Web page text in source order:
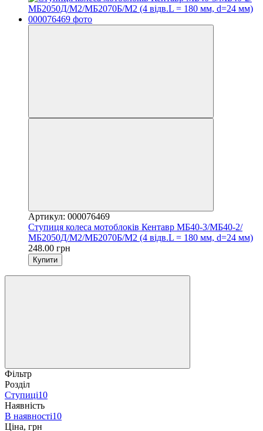
Артикул: 000076469
Ступиця колеса мотоблоків Кентавр МБ40-3/МБ40-2/
МБ2050Д/М2/МБ2070Б/М2 (4 відв.L = 180 мм, d=24 мм)
248.00 грн
Купити
Фільтр
Розділ
Ступиці10
Наявність
В наявності10
Ціна, грн